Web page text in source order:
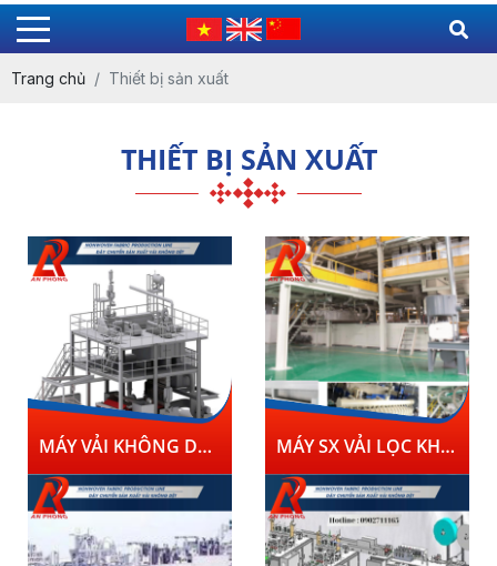
Trang chủ Thiết bị sản xuất
THIẾT BỊ SẢN XUẤT
MÁY VẢI KHÔNG DỆT PP(S,SS,SMS,SMMS) MÁY SX VẢI LỌC KHÁNG KHUẨN MELT-BLOWN